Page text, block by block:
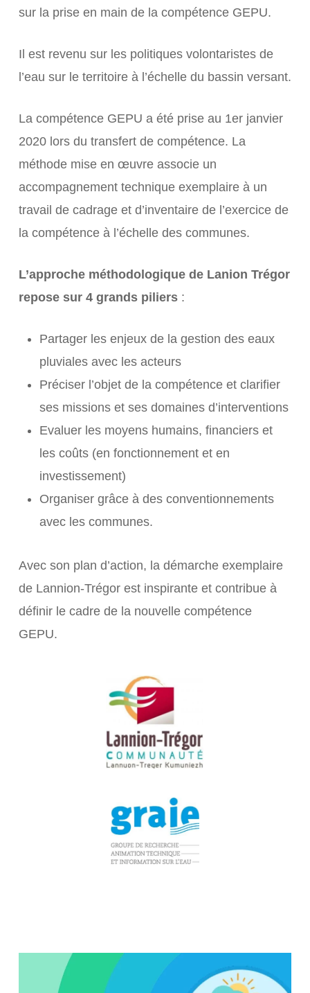
sur la prise en main de la compétence GEPU.
Il est revenu sur les politiques volontaristes de
l’eau sur le territoire à l’échelle du bassin versant.
La compétence GEPU a été prise au 1er janvier
2020 lors du transfert de compétence. La
méthode mise en œuvre associe un
accompagnement technique exemplaire à un
travail de cadrage et d’inventaire de l’exercice de
la compétence à l’échelle des communes.
L’approche méthodologique de Lanion Trégor
repose sur 4 grands piliers:
Partager les enjeux de la gestion des eaux
pluviales avec les acteurs
Préciser l’objet de la compétence et clarifier
ses missions et ses domaines d’interventions
Evaluer les moyens humains, financiers et
les coûts (en fonctionnement et en
investissement)
Organiser grâce à des conventionnements
avec les communes.
Avec son plan d’action, la démarche exemplaire
de Lannion-Trégor est inspirante et contribue à
définir le cadre de la nouvelle compétence
GEPU.